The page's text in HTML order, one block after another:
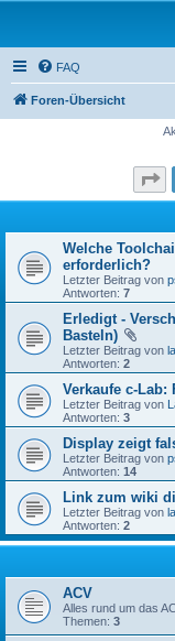
FAQ
Foren-Übersicht
Welche
erforderlich?
Letzter Beitrag von
Antworten: 7
Erledigt -
Basteln)
Letzter Beitrag von
Antworten: 2
Verkaufe c-Lab:
Letzter Beitrag von
Antworten: 3
Display zeigt
Letzter Beitrag von
Antworten: 14
Link zum wiki
Letzter Beitrag von
Antworten: 2
ACV
Alles rund um das
Themen: 3